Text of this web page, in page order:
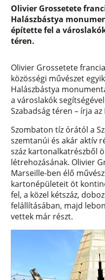
Olivier Grossetete
Halászbástya
építette fel a
téren.
Olivier Grossetete
közösségi művészet
Halászbástya
a városlakók
Szabadság téren – írja az
Szombaton tíz órától a
szemtanúi és akár aktív
száz kartonalkatrészből
létrehozásának. Olivier
Marseille-ben élő
kartonépületeit öt
fel, a közel kétszáz,
felállításában, majd
vettek már részt.